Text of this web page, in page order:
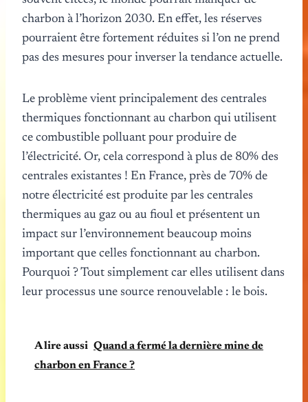
charbon à l’horizon 2030. En effet, les réserves
pourraient être fortement réduites si l’on ne prend
pas des mesures pour inverser la tendance actuelle.
Le problème vient principalement des centrales
thermiques fonctionnant au charbon qui utilisent
ce combustible polluant pour produire de
l’électricité. Or, cela correspond à plus de 80% des
centrales existantes ! En France, près de 70% de
notre électricité est produite par les centrales
thermiques au gaz ou au fioul et présentent un
impact sur l’environnement beaucoup moins
important que celles fonctionnant au charbon.
Pourquoi ? Tout simplement car elles utilisent dans
leur processus une source renouvelable : le bois.
A lire aussi Quand a fermé la dernière mine de
charbon en France ?